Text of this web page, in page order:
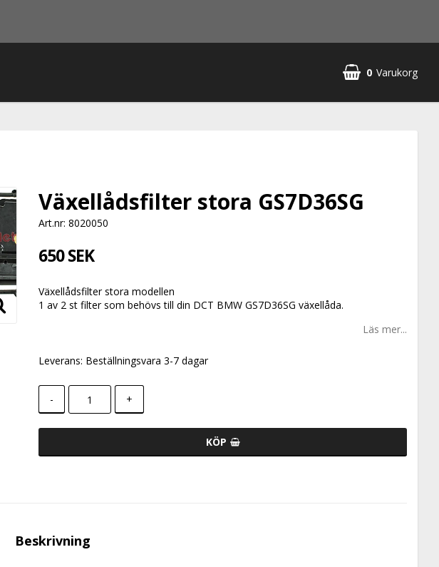
0 Varukorg
Växellådsfilter stora GS7D36SG
Art.nr: 8020050
650 SEK
Växellådsfilter stora modellen
1 av 2 st filter som behövs till din DCT BMW GS7D36SG växellåda.
Läs mer...
Leverans: Beställningsvara 3-7 dagar
- +
KÖP
Beskrivning